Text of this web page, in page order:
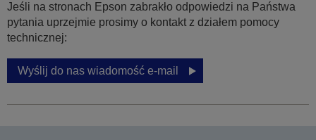
Jeśli na stronach Epson zabrakło odpowiedzi na Państwa
pytania uprzejmie prosimy o kontakt z działem pomocy
technicznej:
Wyślij do nas wiadomość e-mail